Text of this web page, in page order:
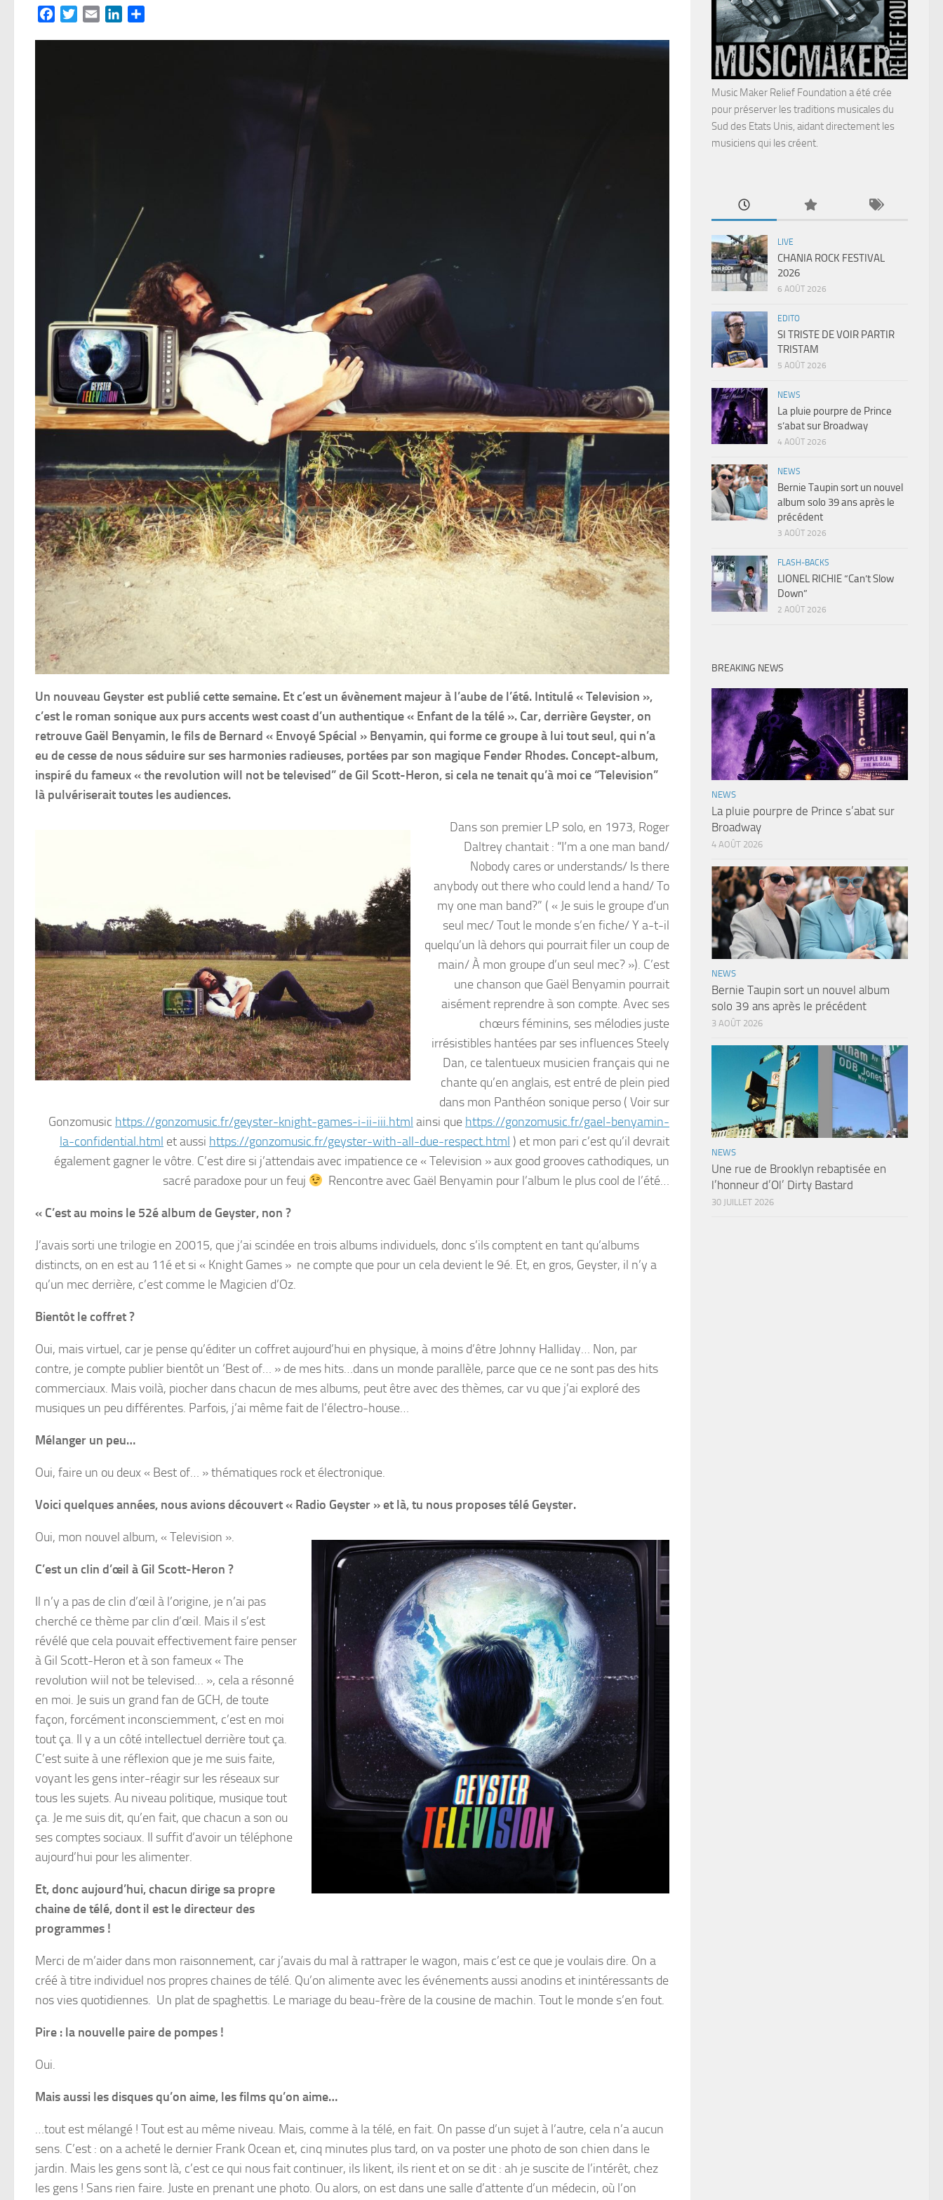
FacebookTwitterEmail LinkedIn
Un nouveau Geyster est publié cette semaine. Et c’est un évènement majeur à l’aube de l’été. Intitulé « Television »,
c’est le roman sonique aux purs accents west coast d’un authentique « Enfant de la télé ». Car, derrière Geyster, on
retrouve Gaël Benyamin, le fils de Bernard « Envoyé Spécial » Benyamin, qui forme ce groupe à lui tout seul, qui n’a
eu de cesse de nous séduire sur ses harmonies radieuses, portées par son magique Fender Rhodes. Concept-album,
inspiré du fameux « the revolution will not be televised” de Gil Scott-Heron, si cela ne tenait qu’à moi ce “Television”
là pulvériserait toutes les audiences.
Dans son premier LP solo, en 1973, Roger
Daltrey chantait : “I’m a one man band/
Nobody cares or understands/ Is there
anybody out there who could lend a hand/ To
my one man band?” ( « Je suis le groupe d’un
seul mec/ Tout le monde s’en fiche/ Y a-t-il
quelqu’un là dehors qui pourrait filer un coup de
main/ À mon groupe d’un seul mec? »). C’est
une chanson que Gaël Benyamin pourrait
aisément reprendre à son compte. Avec ses
chœurs féminins, ses mélodies juste
irrésistibles hantées par ses influences Steely
Dan, ce talentueux musicien français qui ne
chante qu’en anglais, est entré de plein pied
dans mon Panthéon sonique perso ( Voir sur
Gonzomusic https://gonzomusic.fr/geyster-knight-games-i-ii-iii.html ainsi que https://gonzomusic.fr/gael-benyamin-
la-confidential.html et aussi https://gonzomusic.fr/geyster-with-all-due-respect.html ) et mon pari c’est qu’il devrait
également gagner le vôtre. C’est dire si j’attendais avec impatience ce « Television » aux good grooves cathodiques, un
sacré paradoxe pour un feuj
Rencontre avec Gaël Benyamin pour l’album le plus cool de l’été…
« C’est au moins le 52é album de Geyster, non ?
J’avais sorti une trilogie en 20015, que j’ai scindée en trois albums individuels, donc s’ils comptent en tant qu’albums
distincts, on en est au 11é et si « Knight Games » ne compte que pour un cela devient le 9é. Et, en gros, Geyster, il n’y a
qu’un mec derrière, c’est comme le Magicien d’Oz.
Bientôt le coffret ?
Oui, mais virtuel, car je pense qu’éditer un coffret aujourd’hui en physique, à moins d’être Johnny Halliday… Non, par
contre, je compte publier bientôt un ‘Best of… » de mes hits…dans un monde parallèle, parce que ce ne sont pas des hits
commerciaux. Mais voilà, piocher dans chacun de mes albums, peut être avec des thèmes, car vu que j’ai exploré des
musiques un peu différentes. Parfois, j’ai même fait de l’électro-house…
Mélanger un peu…
Oui, faire un ou deux « Best of… » thématiques rock et électronique.
Voici quelques années, nous avions découvert « Radio Geyster » et là, tu nous proposes télé Geyster.
Oui, mon nouvel album, « Television ».
C’est un clin d’œil à Gil Scott-Heron ?
Il n’y a pas de clin d’œil à l’origine, je n’ai pas
cherché ce thème par clin d’œil. Mais il s’est
révélé que cela pouvait effectivement faire penser
à Gil Scott-Heron et à son fameux « The
revolution wiil not be televised… », cela a résonné
en moi. Je suis un grand fan de GCH, de toute
façon, forcément inconsciemment, c’est en moi
tout ça. Il y a un côté intellectuel derrière tout ça.
C’est suite à une réflexion que je me suis faite,
voyant les gens inter-réagir sur les réseaux sur
tous les sujets. Au niveau politique, musique tout
ça. Je me suis dit, qu’en fait, que chacun a son ou
ses comptes sociaux. Il suffit d’avoir un téléphone
aujourd’hui pour les alimenter.
Et, donc aujourd’hui, chacun dirige sa propre
chaine de télé, dont il est le directeur des
programmes !
Merci de m’aider dans mon raisonnement, car j’avais du mal à rattraper le wagon, mais c’est ce que je voulais dire. On a
créé à titre individuel nos propres chaines de télé. Qu’on alimente avec les événements aussi anodins et inintéressants de
nos vies quotidiennes. Un plat de spaghettis. Le mariage du beau-frère de la cousine de machin. Tout le monde s’en fout.
Pire : la nouvelle paire de pompes !
Oui.
Mais aussi les disques qu’on aime, les films qu’on aime…
…tout est mélangé ! Tout est au même niveau. Mais, comme à la télé, en fait. On passe d’un sujet à l’autre, cela n’a aucun
sens. C’est : on a acheté le dernier Frank Ocean et, cinq minutes plus tard, on va poster une photo de son chien dans le
jardin. Mais les gens sont là, c’est ce qui nous fait continuer, ils likent, ils rient et on se dit : ah je suscite de l’intérêt, chez
les gens ! Sans rien faire. Juste en prenant une photo. Ou alors, on est dans une salle d’attente d’un médecin, où l’on
Music Maker Relief Foundation a été crée
pour préserver les traditions musicales du
Sud des Etats Unis, aidant directement les
musiciens qui les créent.
LIVE
CHANIA ROCK FESTIVAL
2026
6 AOÛT 2026
EDITO
SI TRISTE DE VOIR PARTIR
TRISTAM
5 AOÛT 2026
NEWS
La pluie pourpre de Prince
s’abat sur Broadway
4 AOÛT 2026
NEWS
Bernie Taupin sort un nouvel
album solo 39 ans après le
précédent
3 AOÛT 2026
FLASH-BACKS
LIONEL RICHIE “Can’t Slow
Down”
2 AOÛT 2026
BREAKING NEWS
NEWS
La pluie pourpre de Prince s’abat sur
Broadway
4 AOÛT 2026
NEWS
Bernie Taupin sort un nouvel album
solo 39 ans après le précédent
3 AOÛT 2026
NEWS
Une rue de Brooklyn rebaptisée en
l’honneur d’Ol’ Dirty Bastard
30 JUILLET 2026